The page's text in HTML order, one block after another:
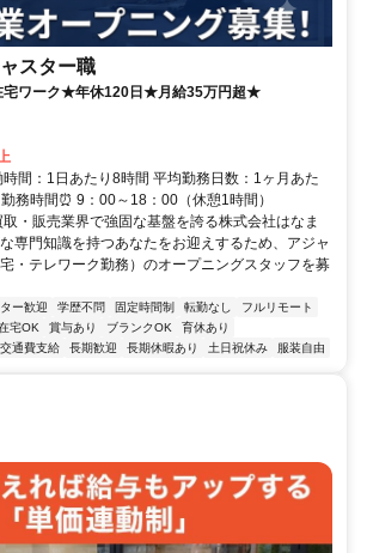
スター職
宅ワーク★年休120日★月給35万円超★
間：1日あたり8時間 平均勤務日数：1ヶ月あた
務時間⏰ 9：00～18：00（休憩1時間）
・販売業界で強固な基盤を誇る株式会社はなま
専門知識を持つあなたをお迎えするため、アジャ
・テレワーク勤務）のオープニングスタッフを募
ー歓迎 学歴不問 固定時間制 転勤なし
フルリモート
宅OK 賞与あり ブランクOK
育休あり
交通費支給 長期歓迎 長期休暇あり 土日祝休み 服装自由